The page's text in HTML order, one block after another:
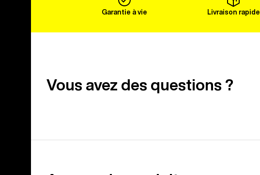
Garantie à vie Livraison rapide
Vous avez des questions ?